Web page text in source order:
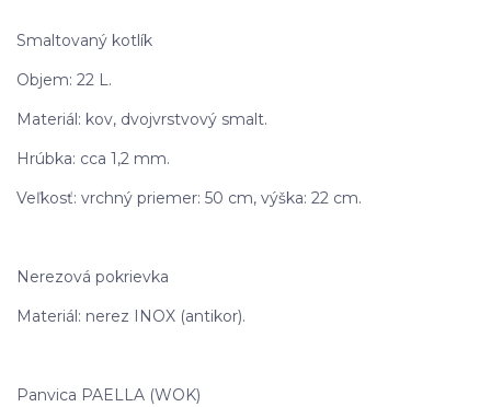
Smaltovaný kotlík
Objem: 22 L.
Materiál: kov, dvojvrstvový smalt.
Hrúbka: cca 1,2 mm.
Veľkosť: vrchný priemer: 50 cm, výška: 22 cm.
Nerezová pokrievka
Materiál: nerez INOX (antikor).
Panvica PAELLA (WOK)